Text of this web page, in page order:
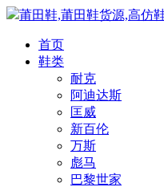
莆田鞋,莆田鞋货源,高仿
首页
鞋类
耐克
阿迪达斯
匡威
新百伦
万斯
彪马
巴黎世家